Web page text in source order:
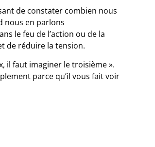
de constater combien nous
nous en parlons
le feu de l’action ou de la
de réduire la tension.
il faut imaginer le troisième ».
parce qu’il vous fait voir